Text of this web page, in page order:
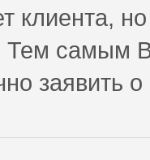
клиента,
Тем самым
заявить о